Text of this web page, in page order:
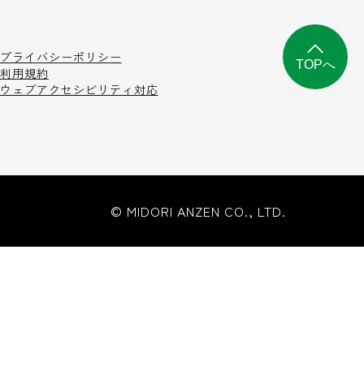
プライバシーポリシー
利用規約
ウェブアクセシビリティ対応
© MIDORI ANZEN CO., LTD.
TOPへ